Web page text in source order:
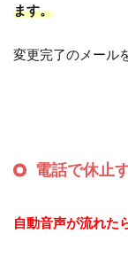
ます。
変更完了のメール
電話で休止
自動音声が流れた